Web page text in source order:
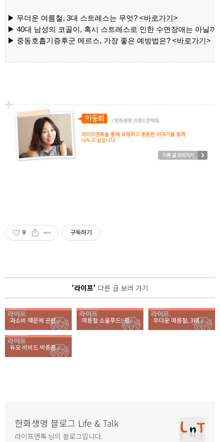
▶ 무더운 여름철, 3대 스트레스는 무엇? <바로가기>
▶ 40대 남성의 코골이, 혹시 스트레스로 인한 수면장애는 아닐까
▶ 중동호흡기증후군 메르스, 가장 좋은 예방법은? <바로가기>
9 구독하기
'라이프' 다른 글 보러 가기
과소비 때문에 곤란해진 무민 가족 <영화 속 보험 이야기> 무민 더 무비 여름철 소울푸드! 평양냉면 vs 함흥냉면, 당신의 선택은? 무더운 여름철, 3대 스트레스는 무엇?
듀오 비비드 박종훈 피아니스트가 들려주는 감성 클래식
한화생명 블로그 Life & Talk
라이프앤톡 님의 블로그입니다.